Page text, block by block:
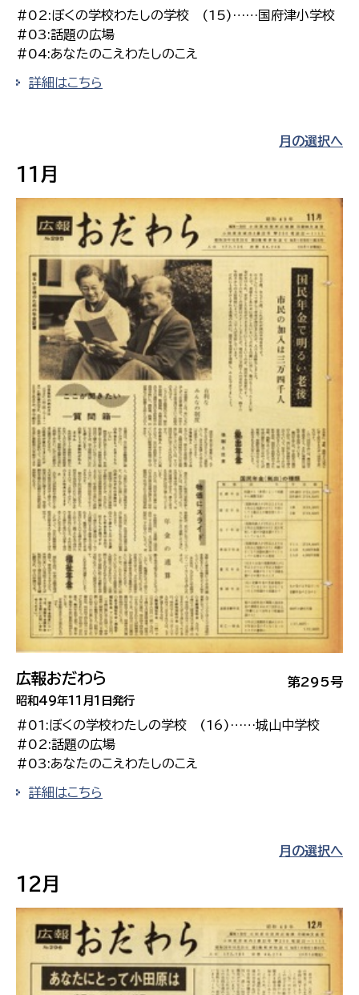
#02:ぼくの学校わたしの学校 (15)……国府津小学校
#03:話題の広場
#04:あなたのこえわたしのこえ
詳細はこちら
月の選択へ
11月
第295号
広報おだわら
昭和49年11月1日発行
#01:ぼくの学校わたしの学校 (16)……城山中学校
#02:話題の広場
#03:あなたのこえわたしのこえ
詳細はこちら
月の選択へ
12月